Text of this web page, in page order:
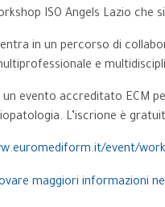
ISO Angels Lazio che
in un percorso di
e
evento accreditato ECM
L’iscrione è
event/
maggiori informazioni